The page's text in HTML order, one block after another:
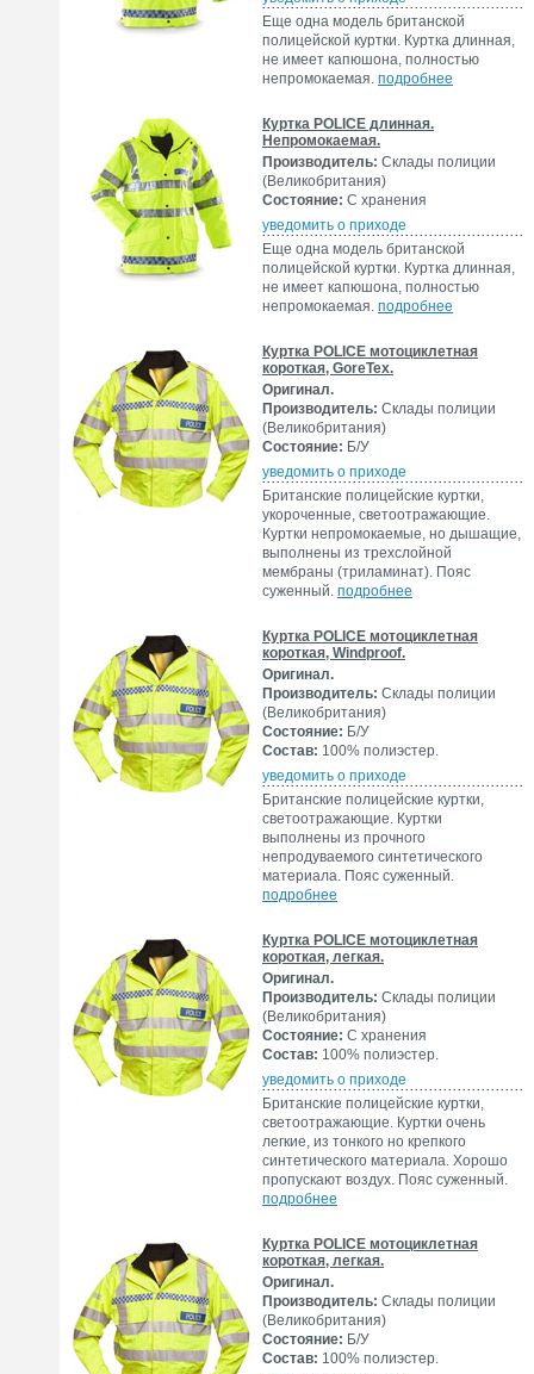
Еще одна модель британской
полицейской куртки. Куртка длинная,
не имеет капюшона, полностью
непромокаемая. подробнее
Куртка POLICE длинная.
Непромокаемая.
Производитель: Склады полиции
(Великобритания)
Состояние: С хранения
уведомить о приходе
Еще одна модель британской
полицейской куртки. Куртка длинная,
не имеет капюшона, полностью
непромокаемая. подробнее
Куртка POLICE мотоциклетная
короткая, GoreTex.
Оригинал.
Производитель: Склады полиции
(Великобритания)
Состояние: Б/У
уведомить о приходе
Британские полицейские куртки,
укороченные, светоотражающие.
Куртки непромокаемые, но дышащие,
выполнены из трехслойной
мембраны (триламинат). Пояс
суженный. подробнее
Куртка POLICE мотоциклетная
короткая, Windproof.
Оригинал.
Производитель: Склады полиции
(Великобритания)
Состояние: Б/У
Состав: 100% полиэстер.
уведомить о приходе
Британские полицейские куртки,
светоотражающие. Куртки
выполнены из прочного
непродуваемого синтетического
материала. Пояс суженный.
подробнее
Куртка POLICE мотоциклетная
короткая, легкая.
Оригинал.
Производитель: Склады полиции
(Великобритания)
Состояние: С хранения
Состав: 100% полиэстер.
уведомить о приходе
Британские полицейские куртки,
светоотражающие. Куртки очень
легкие, из тонкого но крепкого
синтетического материала. Хорошо
пропускают воздух. Пояс суженный.
подробнее
Куртка POLICE мотоциклетная
короткая, легкая.
Оригинал.
Производитель: Склады полиции
(Великобритания)
Состояние: Б/У
Состав: 100% полиэстер.